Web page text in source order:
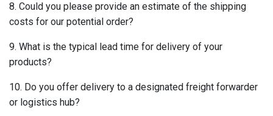
8. Could you please provide an estimate of the shipping
costs for our potential order?
9. What is the typical lead time for delivery of your
products?
10. Do you offer delivery to a designated freight forwarder
or logistics hub?